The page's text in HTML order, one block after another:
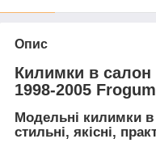
Опис
Килимки в салон
1998-2005
Модельні килимки
стильні, якісні,